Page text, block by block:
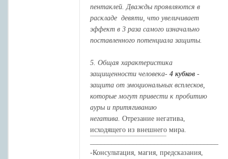
пентаклей. Дважды проявляются в
раскладе девяти, что увеличивает
эффект в 3 раза самого изначально
поставленного потенциала защиты.
5. Общая характеристика
защищенности человека- 4 кубков -
защита от эмоциональных всплесков,
которые могут привести к пробитию
ауры и притягиванию
негатива. Отрезание негатива,
исходящего из внешнего мира.
-Консультация, магия, предсказания,